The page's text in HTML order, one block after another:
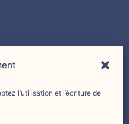
l’utilisation et l’écriture de